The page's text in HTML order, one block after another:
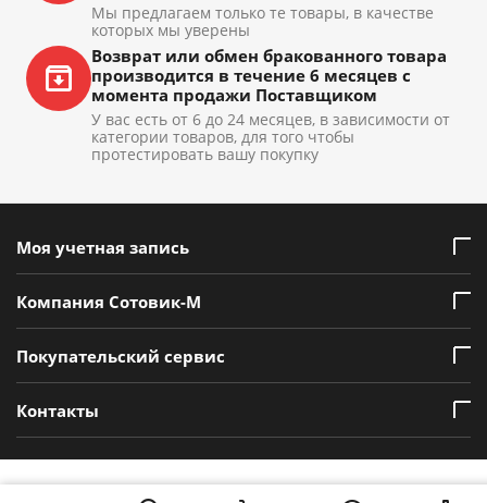
Мы предлагаем только те товары, в качестве
которых мы уверены
Возврат или обмен бракованного товара
производится в течение 6 месяцев с
момента продажи Поставщиком
У вас есть от 6 до 24 месяцев, в зависимости от
категории товаров, для того чтобы
протестировать вашу покупку
Моя учетная запись
Компания Сотовик-М
Покупательский сервис
Контакты